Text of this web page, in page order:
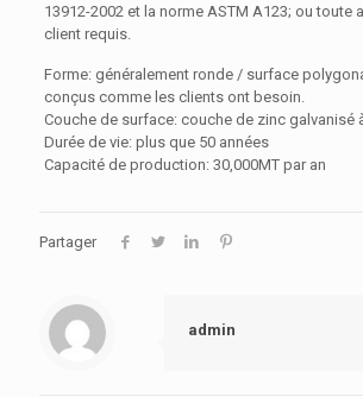
13912-2002 et la norme ASTM A123; ou toute
client requis.
Forme: généralement ronde / surface
conçus comme les clients ont besoin.
Couche de surface: couche de zinc galvanisé
Durée de vie: plus que 50 années
Capacité de production: 30,000MT par an
Partager
admin